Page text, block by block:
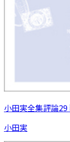
小田実全集評論
小田実